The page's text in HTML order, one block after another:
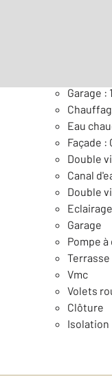
Garage :
Eau
Façade :
Double
Canal
Double
Garage
Pompe
Terrasse
Vmc
Volets
Clôture
Isolation